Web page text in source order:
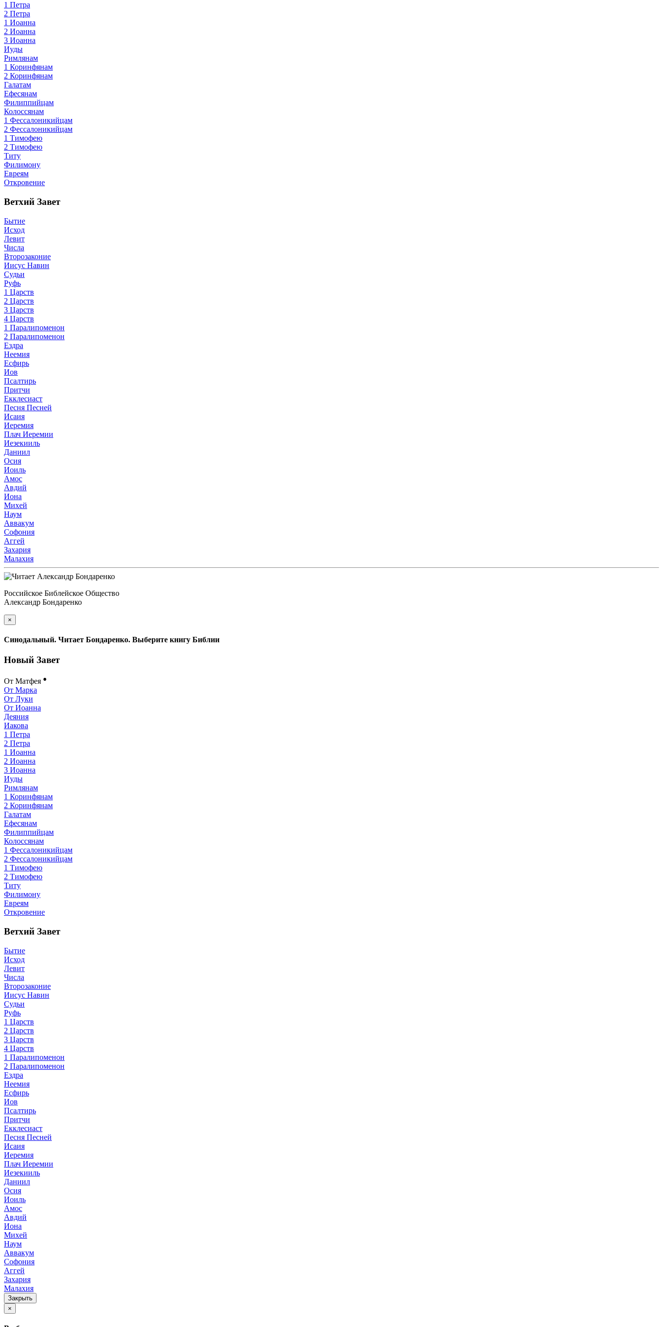
1 Петра
2 Петра
1 Иоанна
2 Иоанна
3 Иоанна
Иуды
Римлянам
1 Коринфянам
2 Коринфянам
Галатам
Ефесянам
Филиппийцам
Колоссянам
1 Фессалоникийцам
2 Фессалоникийцам
1 Тимофею
2 Тимофею
Титу
Филимону
Евреям
Откровение
Ветхий Завет
Бытие
Исход
Левит
Числа
Второзаконие
Иисус Навин
Судьи
Руфь
1 Царств
2 Царств
3 Царств
4 Царств
1 Паралипоменон
2 Паралипоменон
Ездра
Неемия
Есфирь
Иов
Псалтирь
Притчи
Екклесиаст
Песня Песней
Исаия
Иеремия
Плач Иеремии
Иезекииль
Даниил
Осия
Иоиль
Амос
Авдий
Иона
Михей
Наум
Аввакум
Софония
Аггей
Захария
Малахия
Российское Библейское Общество
Александр Бондаренко
×
Синодальный. Читает Бондаренко. Выберите книгу Библии
Новый Завет
От Матфея ●
От Марка
От Луки
От Иоанна
Деяния
Иакова
1 Петра
2 Петра
1 Иоанна
2 Иоанна
3 Иоанна
Иуды
Римлянам
1 Коринфянам
2 Коринфянам
Галатам
Ефесянам
Филиппийцам
Колоссянам
1 Фессалоникийцам
2 Фессалоникийцам
1 Тимофею
2 Тимофею
Титу
Филимону
Евреям
Откровение
Ветхий Завет
Бытие
Исход
Левит
Числа
Второзаконие
Иисус Навин
Судьи
Руфь
1 Царств
2 Царств
3 Царств
4 Царств
1 Паралипоменон
2 Паралипоменон
Ездра
Неемия
Есфирь
Иов
Псалтирь
Притчи
Екклесиаст
Песня Песней
Исаия
Иеремия
Плач Иеремии
Иезекииль
Даниил
Осия
Иоиль
Амос
Авдий
Иона
Михей
Наум
Аввакум
Софония
Аггей
Захария
Малахия
Закрыть
×